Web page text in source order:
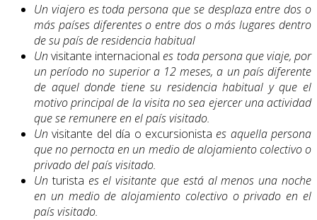
Un viajero es toda persona que se desplaza entre dos o
más países diferentes o entre dos o más lugares dentro
de su país de residencia habitual
Unvisitante internacional es toda persona que viaje, por
un período no supe­rior a 12 meses, a un país diferente
de aquel donde tiene su residencia habitual y que el
motivo principal de la visita no sea ejercer una actividad
que se remunere en el país visitado.
Unvisitante del día o excursionista es aquella persona
que no pernocta en un medio de alojamiento colectivo o
privado del país visitado.
Unturista es el visitante que está al menos una noche
en un medio de aloja­miento colectivo o privado en el
país visitado.